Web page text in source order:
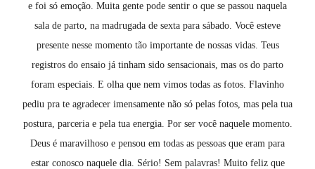
e foi só emoção. Muita gente pode sentir o que se passou naquela
sala de parto, na madrugada de sexta para sábado. Você esteve
presente nesse momento tão importante de nossas vidas. Teus
registros do ensaio já tinham sido sensacionais, mas os do parto
foram especiais. E olha que nem vimos todas as fotos. Flavinho
pediu pra te agradecer imensamente não só pelas fotos, mas pela tua
postura, parceria e pela tua energia. Por ser você naquele momento.
Deus é maravilhoso e pensou em todas as pessoas que eram para
estar conosco naquele dia. Sério! Sem palavras! Muito feliz que